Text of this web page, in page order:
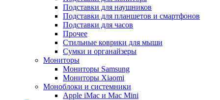
Подставки для наушников
Подставки для планшетов и смартфонов
Подставки для часов
Прочее
Стильные коврики для мыши
Сумки и органайзеры
Мониторы
Мониторы Samsung
Мониторы Xiaomi
Моноблоки и системники
Apple iMac и Mac Mini